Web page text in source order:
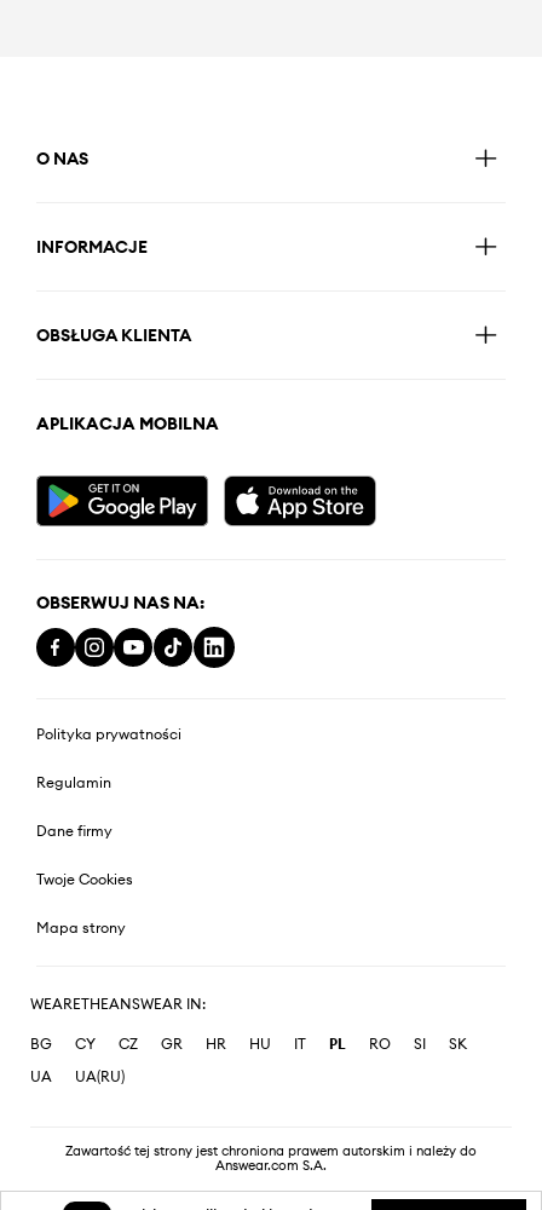
O NAS
INFORMACJE
OBSŁUGA KLIENTA
APLIKACJA MOBILNA
OBSERWUJ NAS NA:
Polityka prywatności
Regulamin
Dane firmy
Twoje Cookies
Mapa strony
WEARETHEANSWEAR IN:
BG CY CZ GR HR HU IT PL RO SI
SK
UA
UA(RU)
Zawartość tej strony jest chroniona prawem autorskim i należy do
Answear.com S.A.